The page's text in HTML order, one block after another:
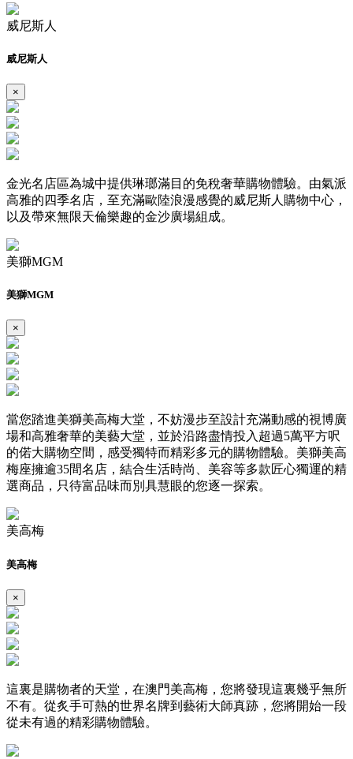
威尼斯人
威尼斯人
×
金光名店區為城中提供琳瑯滿目的免稅奢華購物體驗。由氣派
高雅的四季名店，至充滿歐陸浪漫感覺的威尼斯人購物中心，
以及帶來無限天倫樂趣的金沙廣場組成。
美獅MGM
美獅MGM
×
當您踏進美獅美高梅大堂，不妨漫步至設計充滿動感的視博廣
場和高雅奢華的美藝大堂，並於沿路盡情投入超過5萬平方呎
的偌大購物空間，感受獨特而精彩多元的購物體驗。美獅美高
梅座擁逾35間名店，結合生活時尚、美容等多款匠心獨運的精
選商品，只待富品味而別具慧眼的您逐一探索。
美高梅
美高梅
×
這裏是購物者的天堂，在澳門美高梅，您將發現這裏幾乎無所
不有。從炙手可熱的世界名牌到藝術大師真跡，您將開始一段
從未有過的精彩購物體驗。